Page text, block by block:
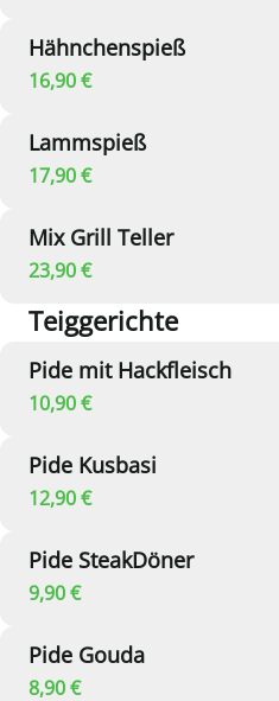
Hähnchenspieß
16,90 €
Lammspieß
17,90 €
Mix Grill Teller
23,90 €
Teiggerichte
Pide mit Hackfleisch
10,90 €
Pide Kusbasi
12,90 €
Pide SteakDöner
9,90 €
Pide Gouda
8,90 €